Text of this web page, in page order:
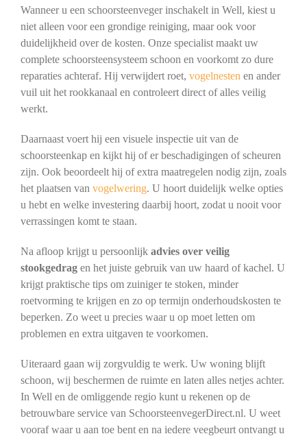
Wanneer u een schoorsteenveger inschakelt in Well, kiest u
niet alleen voor een grondige reiniging, maar ook voor
duidelijkheid over de kosten. Onze specialist maakt uw
complete schoorsteensysteem schoon en voorkomt zo dure
reparaties achteraf. Hij verwijdert roet, vogelnesten en ander
vuil uit het rookkanaal en controleert direct of alles veilig
werkt.
Daarnaast voert hij een visuele inspectie uit van de
schoorsteenkap en kijkt hij of er beschadigingen of scheuren
zijn. Ook beoordeelt hij of extra maatregelen nodig zijn, zoals
het plaatsen van vogelwering. U hoort duidelijk welke opties
u hebt en welke investering daarbij hoort, zodat u nooit voor
verrassingen komt te staan.
Na afloop krijgt u persoonlijk advies over veilig
stookgedragen het juiste gebruik van uw haard of kachel. U
krijgt praktische tips om zuiniger te stoken, minder
roetvorming te krijgen en zo op termijn onderhoudskosten te
beperken. Zo weet u precies waar u op moet letten om
problemen en extra uitgaven te voorkomen.
Uiteraard gaan wij zorgvuldig te werk. Uw woning blijft
schoon, wij beschermen de ruimte en laten alles netjes achter.
In Well en de omliggende regio kunt u rekenen op de
betrouwbare service van SchoorsteenvegerDirect.nl. U weet
vooraf waar u aan toe bent en na iedere veegbeurt ontvangt u